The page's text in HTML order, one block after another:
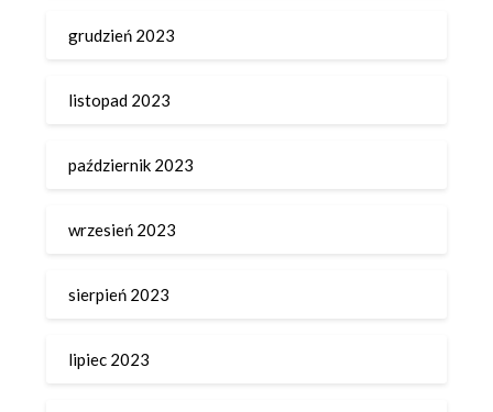
grudzień 2023
listopad 2023
październik 2023
wrzesień 2023
sierpień 2023
lipiec 2023